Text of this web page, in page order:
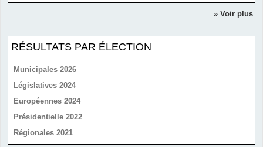
» Voir plus
RÉSULTATS PAR ÉLECTION
Municipales 2026
Législatives 2024
Européennes 2024
Présidentielle 2022
Régionales 2021